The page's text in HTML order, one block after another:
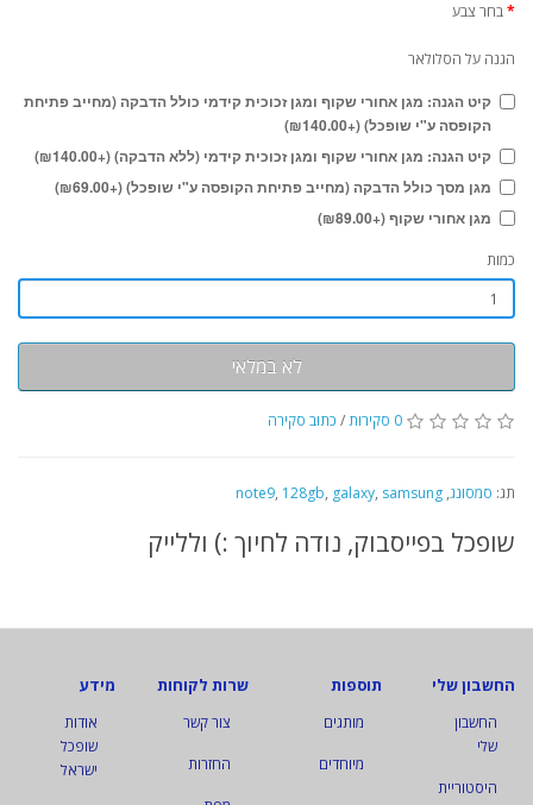
בחר צבע
הגנה על הסלולאר
קיט הגנה: מגן אחורי שקוף ומגן זכוכית קידמי כולל הדבקה (מחייב פתיחת
הקופסה ע"י שופכל) (+₪140.00)
קיט הגנה: מגן אחורי שקוף ומגן זכוכית קידמי (ללא הדבקה) (+₪140.00)
מגן מסך כולל הדבקה (מחייב פתיחת הקופסה ע"י שופכל) (+₪69.00)
מגן אחורי שקוף (+₪89.00)
כמות
לא במלאי
0 סקירות / כתוב סקירה
תג: סמסונג,
note9, 128gb, galaxy, samsung
שופכל בפייסבוק, נודה לחיוך :) וללייק
מידע
אודות
שופכל
ישראל
שרות לקוחות
צור קשר
החזרות
תוספות
מותגים
מיוחדים
החשבון שלי
החשבון
שלי
היסטוריית